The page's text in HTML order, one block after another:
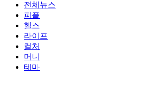
전체뉴스
피플
헬스
라이프
컬처
머니
테마